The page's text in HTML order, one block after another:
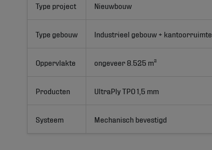
Type project Nieuwbouw
Type gebouw Industrieel gebouw + kantoorruimte
Oppervlakte ongeveer 8.525 m²
Producten UltraPly TPO 1,5 mm
Systeem Mechanisch bevestigd